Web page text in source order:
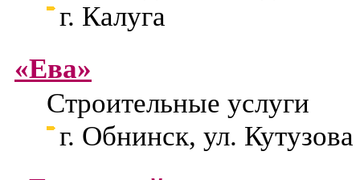
г. Калуга
«Ева»
Строительные услуги
г. Обнинск, ул.